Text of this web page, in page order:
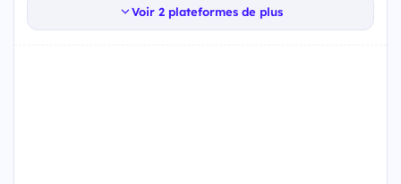
Voir 2 plateformes de plus